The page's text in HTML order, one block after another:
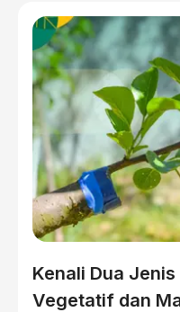
Kenali Dua
Vegetatif dan